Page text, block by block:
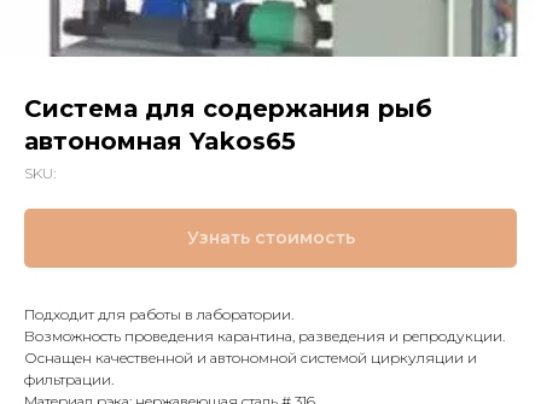
Система для содержания рыб
автономная Yakos65
SKU:
Узнать стоимость
Подходит для работы в лаборатории.
Возможность проведения карантина, разведения и репродукции.
Оснащен качественной и автономной системой циркуляции и
фильтрации.